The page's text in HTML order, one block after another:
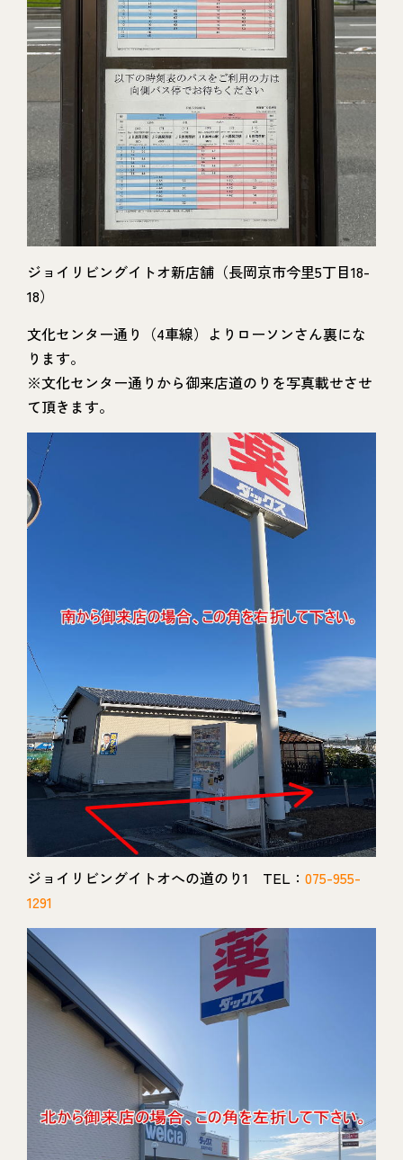
ジョイリビングイトオ新店舗（長岡京市今里5丁目18-
18）
文化センター通り（4車線）よりローソンさん裏にな
ります。
※文化センター通りから御来店道のりを写真載せさせ
て頂きます。
ジョイリビングイトオへの道のり1 TEL： 075-955-
1291